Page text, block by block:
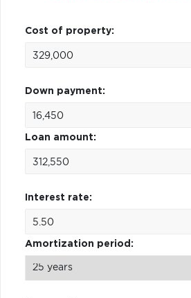
Cost of property:
Down payment:
Loan amount:
Interest rate:
Amortization period: